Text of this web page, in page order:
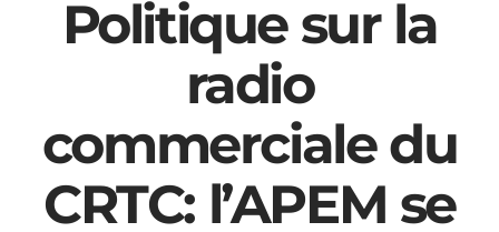
Politique sur la
radio
commerciale du
CRTC: l’APEM se